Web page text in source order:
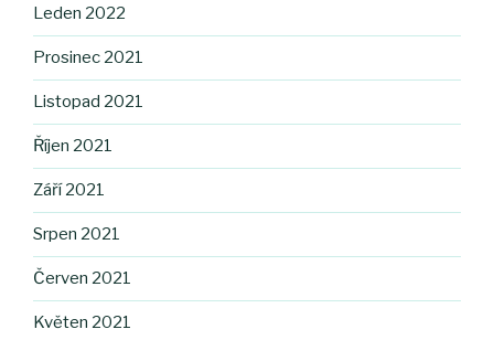
Leden 2022
Prosinec 2021
Listopad 2021
Říjen 2021
Září 2021
Srpen 2021
Červen 2021
Květen 2021